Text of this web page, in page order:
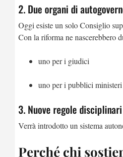
2. Due organi di
Oggi esiste un solo Consiglio
Con la riforma ne nascerebbero
uno per i giudici
uno per i pubblici ministeri
3. Nuove regole disciplinari
Verrà introdotto un sistema
Perché chi